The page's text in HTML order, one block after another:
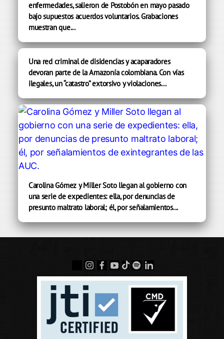
enfermedades, salieron de Postobón en mayo pasado
bajo supuestos acuerdos voluntarios. Grabaciones
muestran que...
Una red criminal de disidencias y acaparadores
devoran parte de la Amazonía colombiana. Con vías
ilegales, un “catastro” extorsivo y violaciones...
Carolina Gómez y Miller Soto llegan al gobierno con
una serie de expedientes: ella, por denuncias de
presunto maltrato laboral; él, por señalamientos...